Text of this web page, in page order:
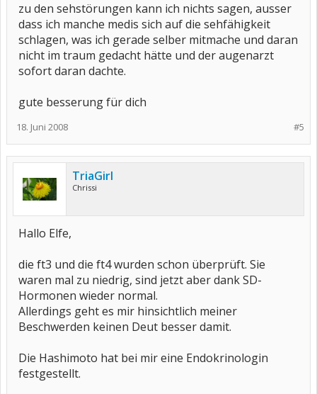
zu den sehstörungen kann ich nichts sagen, ausser
dass ich manche medis sich auf die sehfähigkeit
schlagen, was ich gerade selber mitmache und daran
nicht im traum gedacht hätte und der augenarzt
sofort daran dachte.
gute besserung für dich
#5
18. Juni 2008
TriaGirl
Chrissi
Hallo Elfe,
die ft3 und die ft4 wurden schon überprüft. Sie
waren mal zu niedrig, sind jetzt aber dank SD-
Hormonen wieder normal.
Allerdings geht es mir hinsichtlich meiner
Beschwerden keinen Deut besser damit.
Die Hashimoto hat bei mir eine Endokrinologin
festgestellt.